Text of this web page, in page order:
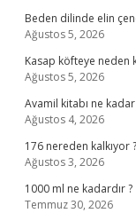
Beden dilinde elin
Ağustos 5, 2026
Kasap köfteye neden
Ağustos 5, 2026
Avamil kitabı ne kadar
Ağustos 4, 2026
176 nereden kalkıyor ?
Ağustos 3, 2026
1000 ml ne kadardır ?
Temmuz 30, 2026